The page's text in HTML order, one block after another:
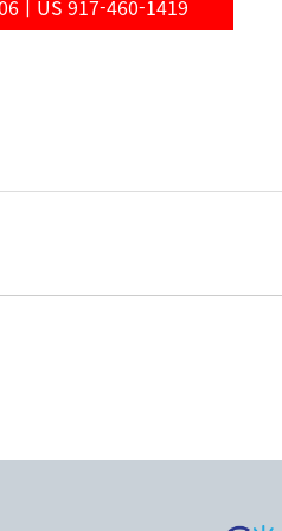
ㅣUS 917-460-1419